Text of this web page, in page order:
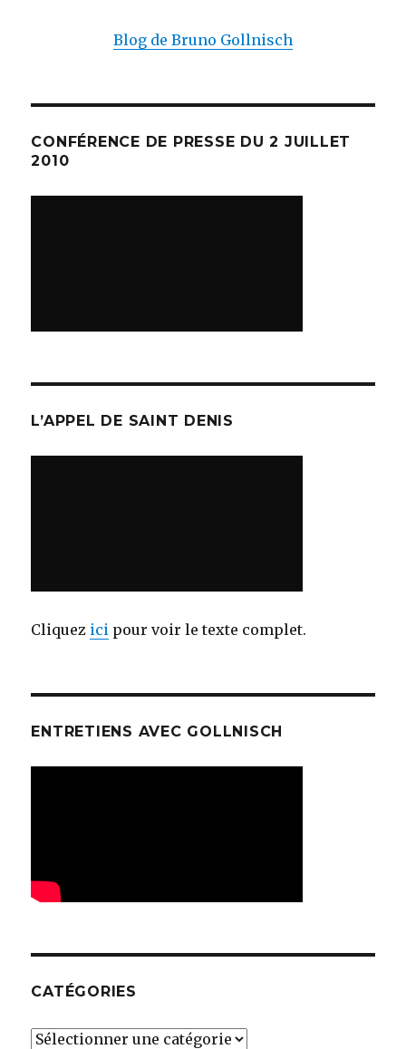
Blog de Bruno Gollnisch
CONFÉRENCE DE PRESSE DU 2 JUILLET
2010
L’APPEL DE SAINT DENIS
Cliquez ici pour voir le texte complet.
ENTRETIENS AVEC GOLLNISCH
CATÉGORIES
Catégories